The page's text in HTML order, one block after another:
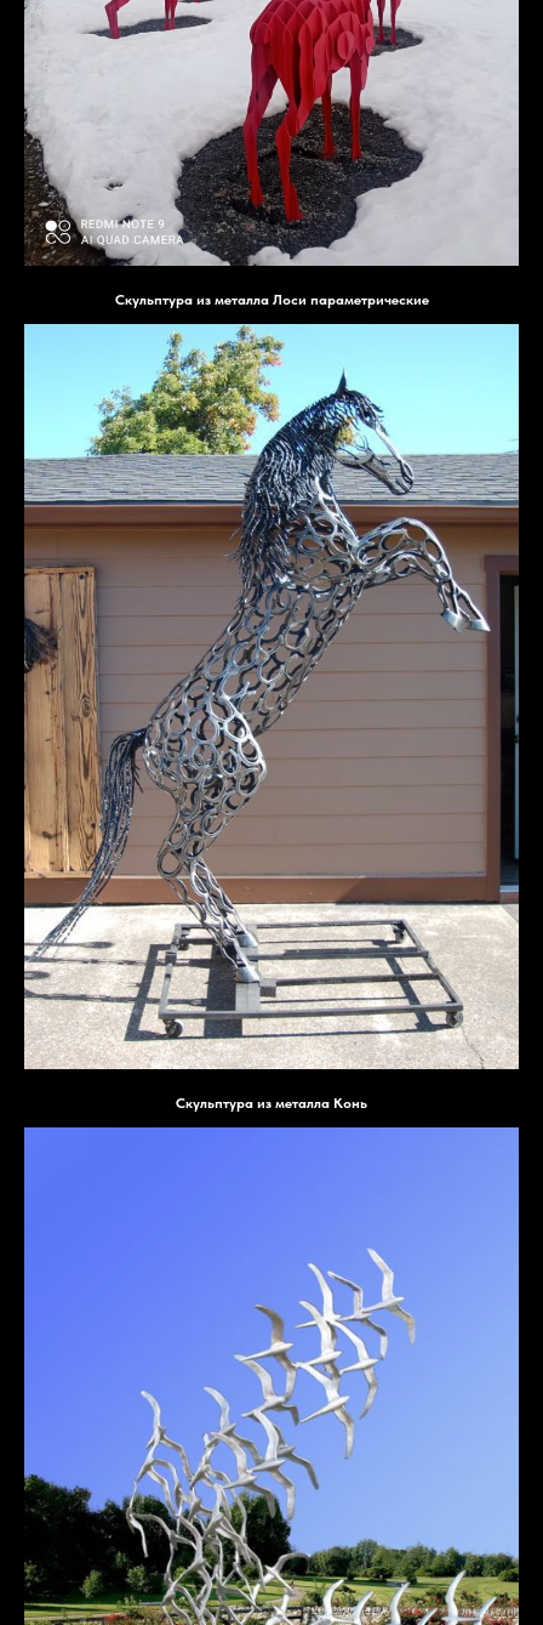
Скульптура из металла Лоси параметрические
Скульптура из металла Конь